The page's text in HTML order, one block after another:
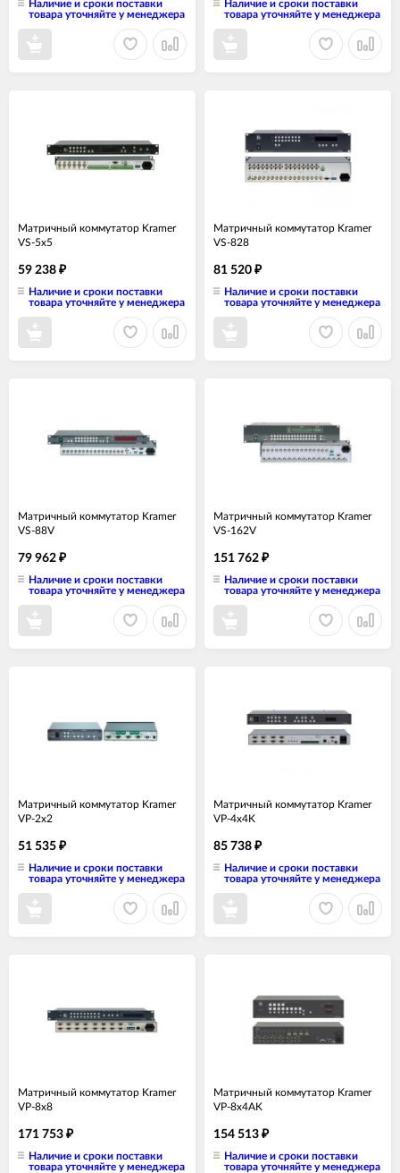
Наличие и сроки поставки
товара уточняйте у менеджера
Наличие и сроки поставки
товара уточняйте у менеджера
Матричный коммутатор Kramer
VS-5x5
59 238 ₽
Наличие и сроки поставки
товара уточняйте у менеджера
Матричный коммутатор Kramer
VS-828
81 520 ₽
Наличие и сроки поставки
товара уточняйте у менеджера
Матричный коммутатор Kramer
VS-88V
79 962 ₽
Наличие и сроки поставки
товара уточняйте у менеджера
Матричный коммутатор Kramer
VS-162V
151 762 ₽
Наличие и сроки поставки
товара уточняйте у менеджера
Матричный коммутатор Kramer
VP-2x2
51 535 ₽
Наличие и сроки поставки
товара уточняйте у менеджера
Матричный коммутатор Kramer
VP-4x4K
85 738 ₽
Наличие и сроки поставки
товара уточняйте у менеджера
Матричный коммутатор Kramer
VP-8x8
171 753 ₽
Наличие и сроки поставки
товара уточняйте у менеджера
Матричный коммутатор Kramer
VP-8x4AK
154 513 ₽
Наличие и сроки поставки
товара уточняйте у менеджера